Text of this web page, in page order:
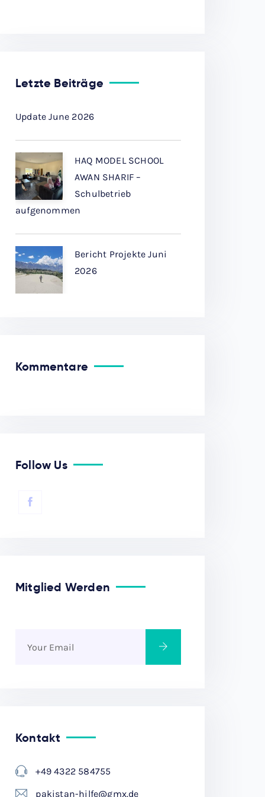
Letzte Beiträge
Update June 2026
HAQ MODEL SCHOOL
AWAN SHARIF –
Schulbetrieb
aufgenommen
Bericht Projekte Juni
2026
Kommentare
Follow Us
Mitglied Werden
Kontakt
+49 4322 584755
pakistan-hilfe@gmx.de